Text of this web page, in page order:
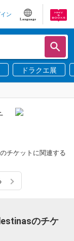
ン
Language
ドラクエ展
チケットに関連する
のチケ